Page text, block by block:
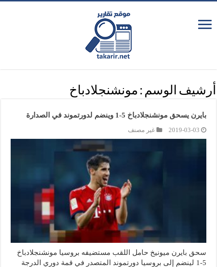
أرشيف الوسم : مونشنجلادباخ
بايرن يسحق مونشنجلادباخ 5-1 وينضم لدورتموند في الصدارة
2019-03-03 غير مصنف
سحق بايرن ميونيخ حامل اللقب مستضيفه بروسيا مونشنجلادباخ
5-1 لينضم إلى بروسيا دورتموند المتصدر في قمة دوري الدرجة